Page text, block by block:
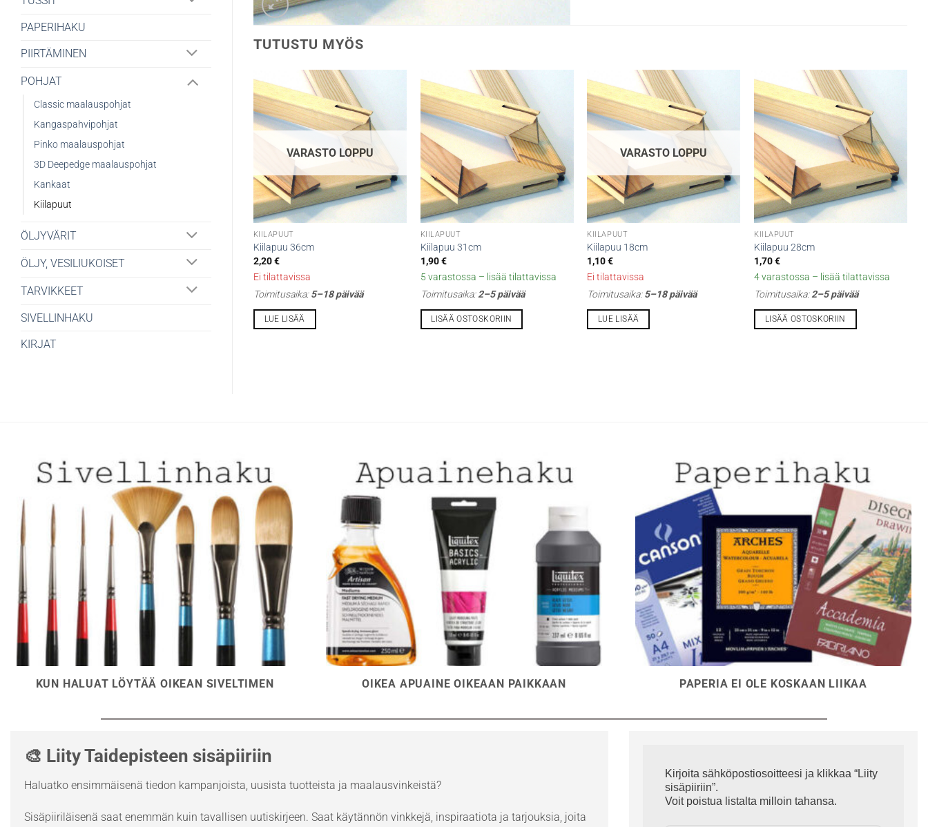
PAPERIHAKU
PIIRTÄMINEN
POHJAT
Classic maalauspohjat
Kangaspahvipohjat
Pinko maalauspohjat
3D Deepedge maalauspohjat
Kankaat
Kiilapuut
ÖLJYVÄRIT
ÖLJY, VESILIUKOISET
TARVIKKEET
SIVELLINHAKU
KIRJAT
TUTUSTU MYÖS
VARASTO LOPPU
KIILAPUUT
Kiilapuu 36cm
2,20€
Ei tilattavissa
Toimitusaika:5–18 päivää
LUE LISÄÄ
KIILAPUUT
Kiilapuu 31cm
1,90€
5 varastossa – lisää tilattavissa
Toimitusaika:2–5 päivää
LISÄÄ OSTOSKORIIN
VARASTO LOPPU
KIILAPUUT
Kiilapuu 18cm
1,10€
Ei tilattavissa
Toimitusaika:5–18 päivää
LUE LISÄÄ
KIILAPUUT
Kiilapuu 28cm
1,70€
4 varastossa – lisää tilattavissa
Toimitusaika:2–5 päivää
LISÄÄ OSTOSKORIIN
KUN HALUAT LÖYTÄÄ OIKEAN SIVELTIMEN OIKEA APUAINE OIKEAAN PAIKKAAN PAPERIA EI OLE KOSKAAN LIIKAA
🎨 Liity Taidepisteen sisäpiiriin
Haluatko ensimmäisenä tiedon kampanjoista, uusista tuotteista ja maalausvinkeistä?
Sisäpiiriläisenä saat enemmän kuin tavallisen uutiskirjeen. Saat käytännön vinkkejä, inspiraatiota ja tarjouksia, joita
Kirjoita sähköpostiosoitteesi ja klikkaa “Liity
sisäpiiriin”.
Voit poistua listalta milloin tahansa.